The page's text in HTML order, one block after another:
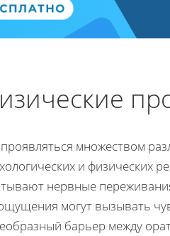
множеством
и физических
нервные
могут вызывать
барьер между